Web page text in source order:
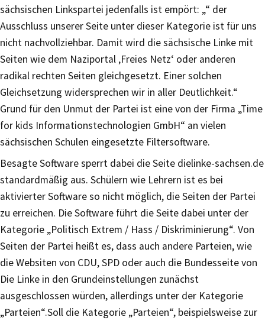
sächsischen Linkspartei jedenfalls ist empört: „“ der
Ausschluss unserer Seite unter dieser Kategorie ist für uns
nicht nachvollziehbar. Damit wird die sächsische Linke mit
Seiten wie dem Naziportal ‚Freies Netz‘ oder anderen
radikal rechten Seiten gleichgesetzt. Einer solchen
Gleichsetzung widersprechen wir in aller Deutlichkeit.“
Grund für den Unmut der Partei ist eine von der Firma „Time
for kids Informationstechnologien GmbH“ an vielen
sächsischen Schulen eingesetzte Filtersoftware.
Besagte Software sperrt dabei die Seite dielinke-sachsen.de
standardmäßig aus. Schülern wie Lehrern ist es bei
aktivierter Software so nicht möglich, die Seiten der Partei
zu erreichen. Die Software führt die Seite dabei unter der
Kategorie „Politisch Extrem / Hass / Diskriminierung“. Von
Seiten der Partei heißt es, dass auch andere Parteien, wie
die Websiten von CDU, SPD oder auch die Bundesseite von
Die Linke in den Grundeinstellungen zunächst
ausgeschlossen würden, allerdings unter der Kategorie
„Parteien“.Soll die Kategorie „Parteien“, beispielsweise zur